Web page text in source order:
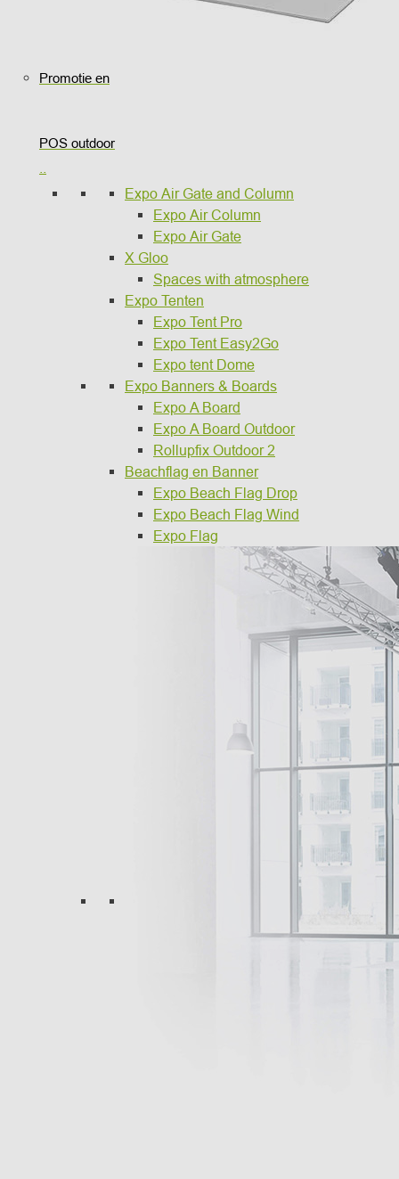
Promotie en
POS outdoor
Expo Air Gate and Column
Expo Air Column
Expo Air Gate
X Gloo
Spaces with atmosphere
Expo Tenten
Expo Tent Pro
Expo Tent Easy2Go
Expo tent Dome
Expo Banners & Boards
Expo A Board
Expo A Board Outdoor
Rollupfix Outdoor 2
Beachflag en Banner
Expo Beach Flag Drop
Expo Beach Flag Wind
Expo Flag